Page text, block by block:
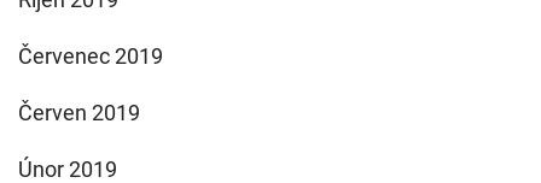
Červenec 2019
Červen 2019
Únor 2019